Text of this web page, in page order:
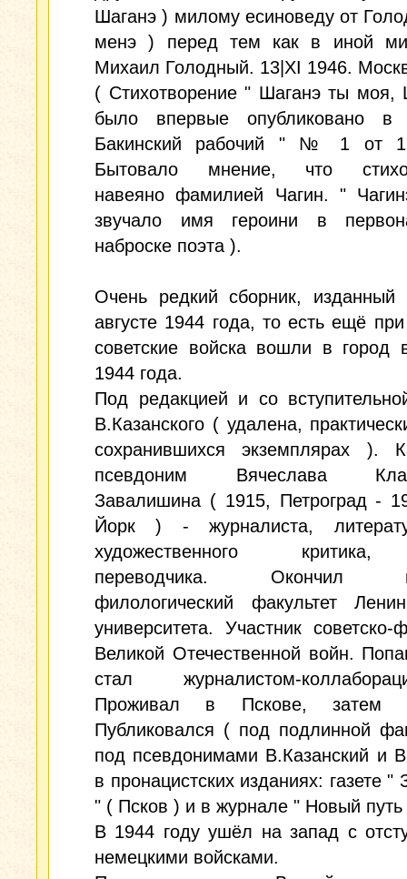
Шаганэ ) милому есиноведу от
менэ ) перед тем как в иной
Михаил Голодный. 13|XI 1946.
( Стихотворение " Шаганэ ты моя,
было впервые опубликовано в
Бакинский рабочий " № 1 от
Бытовало мнение, что
навеяно фамилией Чагин. "
звучало имя героини в
наброске поэта ).
Очень редкий сборник,
августе 1944 года, то есть ещё
советские войска вошли в город
1944 года.
Под редакцией и со
В.Казанского ( удалена,
сохранившихся экземплярах ).
псевдоним Вячеслава
Завалишина ( 1915, Петроград -
Йорк ) - журналиста,
художественного
переводчика. Окончил
филологический факультет
университета. Участник советско-
Великой Отечественной войн.
стал журналистом-
Проживал в Пскове, затем
Публиковался ( под подлинной
под псевдонимами В.Казанский и
в пронацистских изданиях: газете "
" ( Псков ) и в журнале " Новый путь
В 1944 году ушёл на запад с
немецкими войсками.